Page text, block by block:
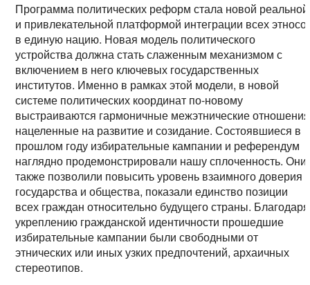
Программа политических реформ стала новой реальной
и привлекательной платформой интеграции всех
в единую нацию. Новая модель политического
устройства должна стать слаженным механизмом с
включением в него ключевых государственных
институтов. Именно в рамках этой модели, в новой
системе политических координат по-новому
выстраиваются гармоничные межэтнические
нацеленные на развитие и созидание. Состоявшиеся в
прошлом году избирательные кампании и референдум
наглядно продемонстрировали нашу сплоченность. Они
также позволили повысить уровень взаимного доверия
государства и общества, показали единство позиции
всех граждан относительно будущего страны. Благодаря
укреплению гражданской идентичности прошедшие
избирательные кампании были свободными от
этнических или иных узких предпочтений, архаичных
стереотипов.